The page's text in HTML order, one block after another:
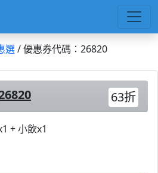
選/ 優惠券代碼：26820
63折
+ 小飲x1